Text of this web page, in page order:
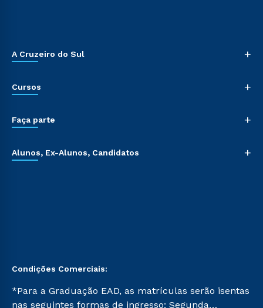
A Cruzeiro do Sul +
Cursos +
Faça parte +
Alunos, Ex-Alunos, Candidatos +
Condições Comerciais:
*Para a Graduação EAD, as matrículas serão isentas
nas seguintes formas de ingresso: Segunda